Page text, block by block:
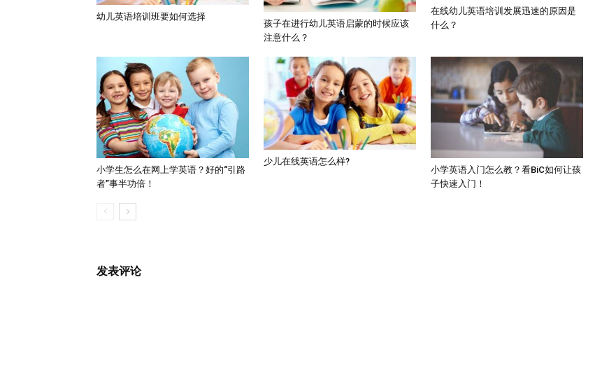
幼儿英语培训班要如何选择
孩子在进行幼儿英语启蒙的时候应该
注意什么？
在线幼儿英语培训发展迅速的原因是
什么？
小学生怎么在网上学英语？好的“引路
者”事半功倍！
少儿在线英语怎么样?
小学英语入门怎么教？看BiC如何让孩
子快速入门！
发表评论